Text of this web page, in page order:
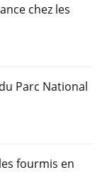
chez les
Parc National
fourmis en